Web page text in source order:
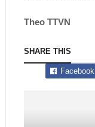
Theo TTVN
SHARE THIS
Facebook